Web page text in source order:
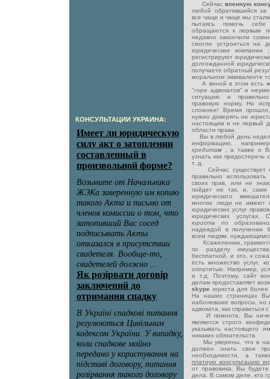
КОНСУЛЬТАЦИИ УКРАИНА:
Сейчас военную
любой обратившийся
все чаще и чаще мы
пытаясь помочь
обращаются к первым
недавно закончили
смогли устроиться на
юридические компании
регистрируют
долгожданной
получаете обратный
моральном эквиваленте
А виной в этом есть
"горе адвокатов" и
ситуацию и
правовую норму. Но
сложнее! Время
нужно доверять не
настоящим и не первый
области права.
Вы в любой день
информацию,
кредитам
, а также о
узнать как предостеречь
т. д.
Сейчас существует
правильно
своих прав, или не
пойдет не так, и, сами
юридического
многие люди не имеют
юридических услуг
юридических услугах.
юриста по
надеждой в получении
всем людям,
Ксажелению,
по разделу
бесплатной, и это, к
есть множество услуг,
оплатитью. Например,
и т.д. Поэтому, сайт
делам предоставляет
skype юриста для более
На наших страницах
наболевшие вопросы, но
адвоката, как
И помните, Вы
являются строго
указывать настоящего
никаких обязательств.
Мы уверены, что в
должен знать свои
необходимости, а
платную консультацию
от правовика. Вы
дела. В самом деле, кто